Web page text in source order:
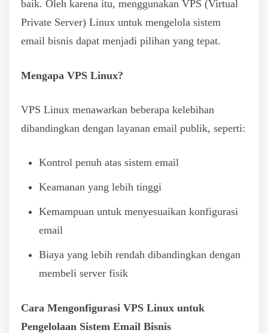
baik. Oleh karena itu, menggunakan VPS (Virtual
Private Server) Linux untuk mengelola sistem
email bisnis dapat menjadi pilihan yang tepat.
Mengapa VPS Linux?
VPS Linux menawarkan beberapa kelebihan
dibandingkan dengan layanan email publik, seperti:
Kontrol penuh atas sistem email
Keamanan yang lebih tinggi
Kemampuan untuk menyesuaikan konfigurasi
email
Biaya yang lebih rendah dibandingkan dengan
membeli server fisik
Cara Mengonfigurasi VPS Linux untuk
Pengelolaan Sistem Email Bisnis